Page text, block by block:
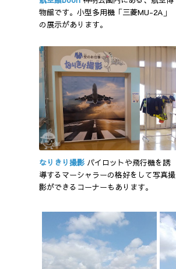
物館です。小型多用機「三菱MU-2A」
の展示があります。
なりきり撮影 パイロットや飛行機を誘
導するマーシャラーの格好をして写真撮
影ができるコーナーもあります。